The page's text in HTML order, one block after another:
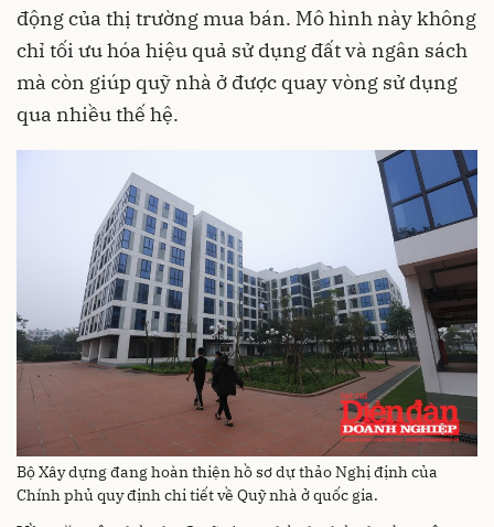
động của thị trường mua bán. Mô hình này không
chỉ tối ưu hóa hiệu quả sử dụng đất và ngân sách
mà còn giúp quỹ nhà ở được quay vòng sử dụng
qua nhiều thế hệ.
Bộ Xây dựng đang hoàn thiện hồ sơ dự thảo Nghị định của
Chính phủ quy định chi tiết về Quỹ nhà ở quốc gia.